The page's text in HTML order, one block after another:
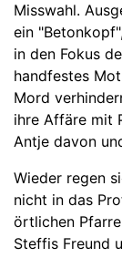
Misswahl.
ein
in den Fokus
handfestes
Mord
ihre Affäre mit
Antje davon
Wieder regen
nicht in das
örtlichen
Steffis Freund